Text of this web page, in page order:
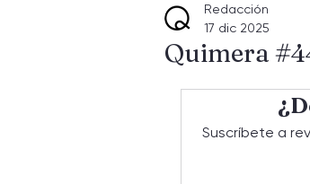
Quimera
Redacción
17 dic 2025
Suscríbete a